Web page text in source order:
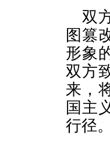
双
图篡
形象
双方
来，
国主
行径。